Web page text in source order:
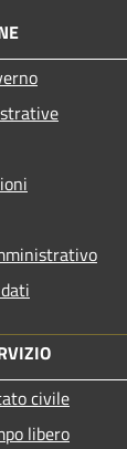
civile
libero